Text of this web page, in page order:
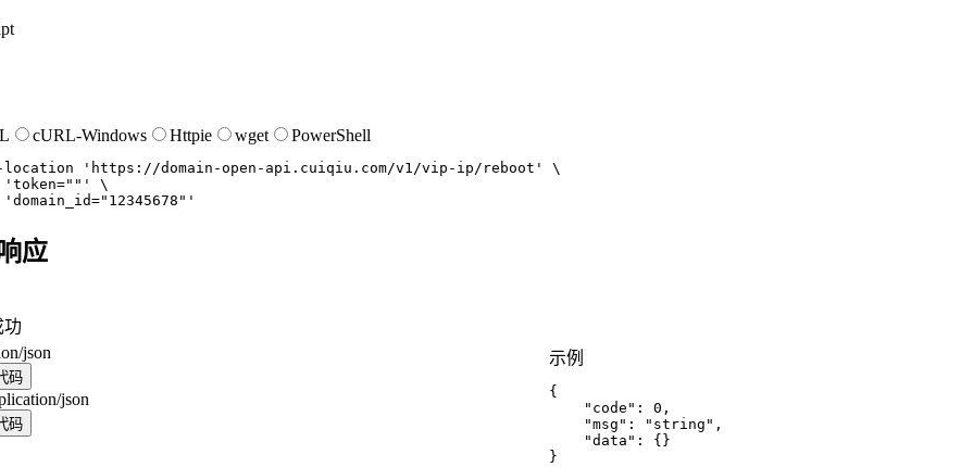
cURL-Windows Httpie wget PowerShell
location 'https://domain-open-api.cuiqiu.com/v1/vip-ip/reboot'
'token=""'
'domain_id="12345678"'
应
功
json
码
json
码
示例
{
"code" : 0 ,
"msg" : "string" ,
"data" : { }
}